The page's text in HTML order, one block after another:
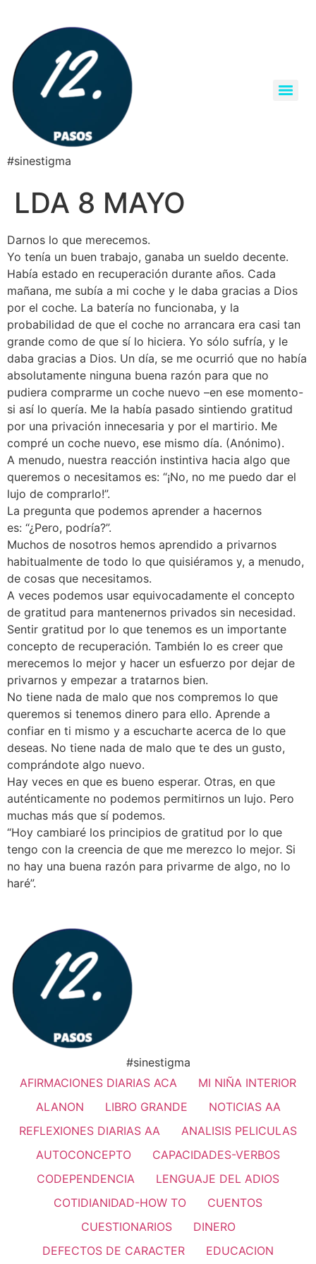
#sinestigma
LDA 8 MAYO
Darnos lo que merecemos.
Yo tenía un buen trabajo, ganaba un sueldo decente.
Había estado en recuperación durante años. Cada
mañana, me subía a mi coche y le daba gracias a Dios
por el coche. La batería no funcionaba, y la
probabilidad de que el coche no arrancara era casi tan
grande como de que sí lo hiciera. Yo sólo sufría, y le
daba gracias a Dios. Un día, se me ocurrió que no había
absolutamente ninguna buena razón para que no
pudiera comprarme un coche nuevo –en ese momento-
si así lo quería. Me la había pasado sintiendo gratitud
por una privación innecesaria y por el martirio. Me
compré un coche nuevo, ese mismo día. (Anónimo).
A menudo, nuestra reacción instintiva hacia algo que
queremos o necesitamos es: “¡No, no me puedo dar el
lujo de comprarlo!”.
La pregunta que podemos aprender a hacernos
es: “¿Pero, podría?”.
Muchos de nosotros hemos aprendido a privarnos
habitualmente de todo lo que quisiéramos y, a menudo,
de cosas que necesitamos.
A veces podemos usar equivocadamente el concepto
de gratitud para mantenernos privados sin necesidad.
Sentir gratitud por lo que tenemos es un importante
concepto de recuperación. También lo es creer que
merecemos lo mejor y hacer un esfuerzo por dejar de
privarnos y empezar a tratarnos bien.
No tiene nada de malo que nos compremos lo que
queremos si tenemos dinero para ello. Aprende a
confiar en ti mismo y a escucharte acerca de lo que
deseas. No tiene nada de malo que te des un gusto,
comprándote algo nuevo.
Hay veces en que es bueno esperar. Otras, en que
auténticamente no podemos permitirnos un lujo. Pero
muchas más que sí podemos.
“Hoy cambiaré los principios de gratitud por lo que
tengo con la creencia de que me merezco lo mejor. Si
no hay una buena razón para privarme de algo, no lo
haré”.
#sinestigma
AFIRMACIONES DIARIAS ACA
MI NIÑA INTERIOR
ALANON
LIBRO GRANDE
NOTICIAS AA
REFLEXIONES DIARIAS AA
ANALISIS PELICULAS
AUTOCONCEPTO
CAPACIDADES-VERBOS
CODEPENDENCIA
LENGUAJE DEL ADIOS
COTIDIANIDAD-HOW TO
CUENTOS
CUESTIONARIOS
DINERO
DEFECTOS DE CARACTER
EDUCACION